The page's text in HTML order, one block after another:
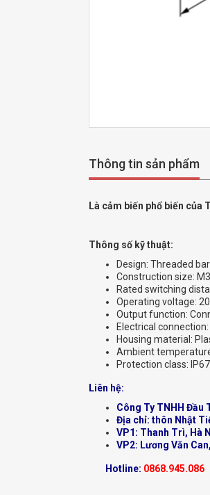
Thông tin sản phẩm
Là cảm biến phổ biến của
Thông số kỹ thuật:
Design: Threaded
Construction size:
Rated switching
Operating voltage:
Output function:
Electrical
Housing material:
Ambient
Protection class: IP67
Liên hệ:
Công Ty TNHH Đầu
Địa chỉ: thôn Nhật
VP1: Thanh Trì, Hà
VP2: Lương Văn
Hotline: 0868.945.086